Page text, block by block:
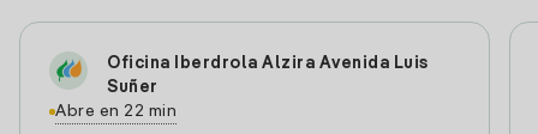
Oficina Iberdrola Alzira Avenida Luis
Suñer
Abre en 22 min